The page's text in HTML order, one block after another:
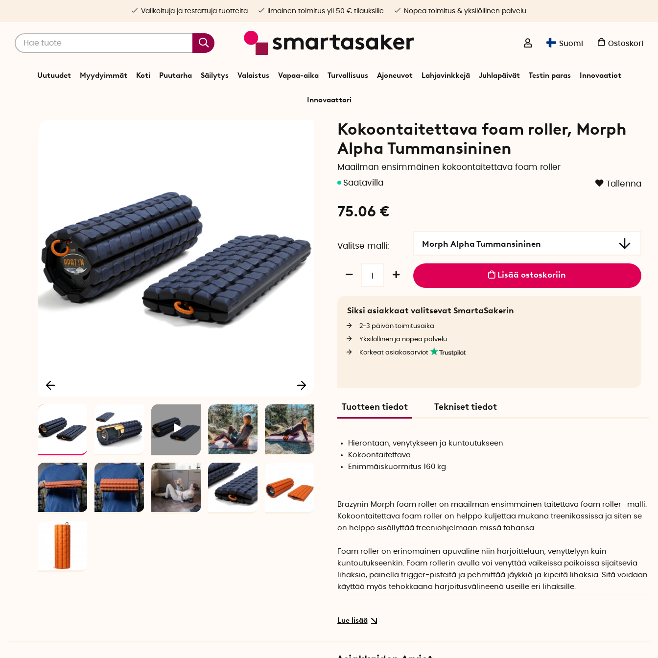
Suomi Ostoskori
Uutuudet Myydyimmät Koti Puutarha Säilytys Valaistus Vapaa-aika Turvallisuus Ajoneuvot Lahjavinkkejä Juhlapäivät Testin paras Innovaatiot
Innovaattori
Valikoituja ja testattuja tuotteita Ilmainen toimitus yli 50 € tilauksille Nopea toimitus & yksilöllinen palvelu
Liikunta Kokoontaitettava foam roller
Kokoontaitettava foam roller, Morph
Alpha Tummansininen
Maailman ensimmäinen kokoontaitettava foam roller
Tallenna
75.06 €
Valitse malli Morph Alpha Tummansininen
Lisää ostoskoriin
Siksi asiakkaat valitsevat SmartaSakerin
2-3 päivän toimitusaika
Yksilöllinen ja nopea palvelu
Korkeat asiakasarviot
Tuotteen tiedot Tekniset tiedot
Hierontaan, venytykseen ja kuntoutukseen
Kokoontaitettava
Enimmäiskuormitus 160 kg
Brazynin Morph foam roller on maailman ensimmäinen taitettava foam roller -malli.
Kokoontaitettava foam roller on helppo kuljettaa mukana treenikassissa ja siten se
on helppo sisällyttää treeniohjelmaan missä tahansa.
Foam roller on erinomainen apuväline niin harjoitteluun, venyttelyyn kuin
kuntoutukseenkin. Foam rollerin avulla voi venyttää vaikeissa paikoissa sijaitsevia
lihaksia, painella trigger-pisteitä ja pehmittää jäykkiä ja kipeitä lihaksia. Sitä voidaan
käyttää myös tehokkaana harjoitusvälineenä useille eri lihaksille.
riippumatta. Vaahto ei ole liian kovaa eikä liian pehmeää, mikä tekee siitä sopivan